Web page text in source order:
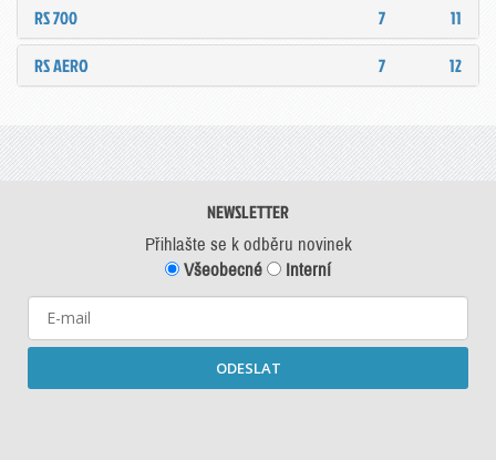
RS 700
7
11
RS AERO
7 12
NEWSLETTER
Přihlašte se k odběru novinek
Všeobecné
Interní
ODESLAT